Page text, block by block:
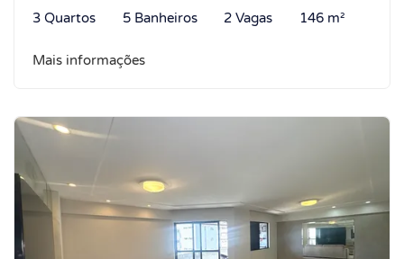
3 Quartos 5 Banheiros 2 Vagas 146 m²
Mais informações